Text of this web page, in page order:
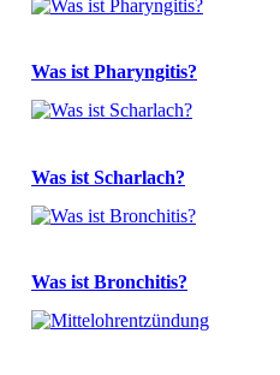
Was ist Pharyngitis?
Was ist Scharlach?
Was ist Bronchitis?